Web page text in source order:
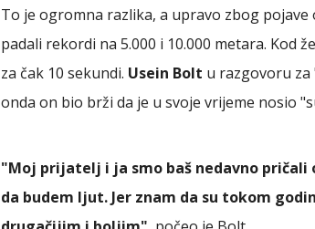
To je ogromna razlika, a upravo zbog
padali rekordi na 5.000 i 10.000 metara. Kod
za čak 10 sekundi. Usein Bolt u razgovoru
onda on bio brži da je u svoje vrijeme nosio
"Moj prijatelj i ja smo baš nedavno
da budem ljut. Jer znam da su tokom